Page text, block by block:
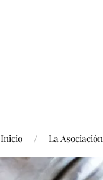
Inicio La Asociación